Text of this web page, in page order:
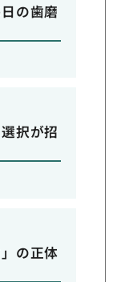
の歯磨
択が招
の正体